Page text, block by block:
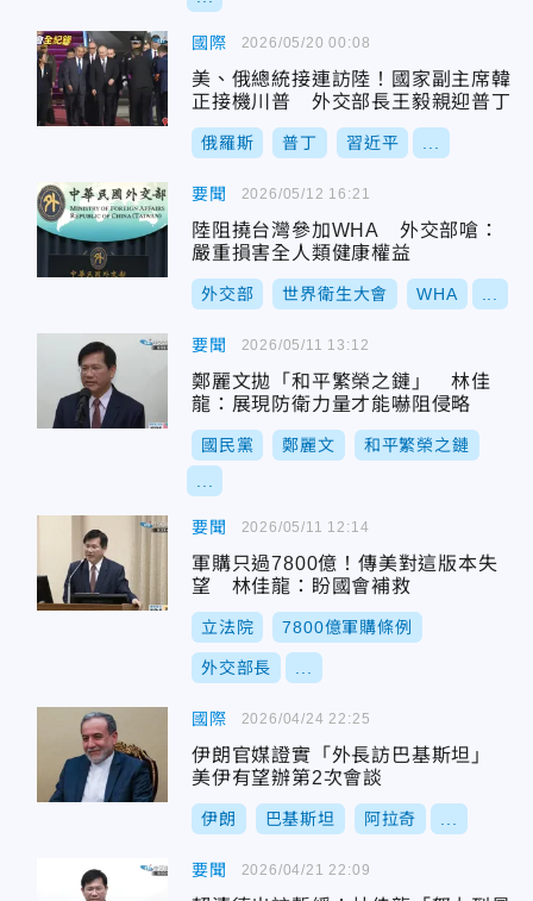
國際
美、俄總統接連訪陸！國家副主席韓
正接機川普 外交部長王毅親迎普丁
俄羅斯 普丁 習近平
2026/05/20 00:08
要聞
陸阻撓台灣參加WHA 外交部嗆：
嚴重損害全人類健康權益
外交部 世界衛生大會 WHA
2026/05/12 16:21
要聞
鄭麗文拋「和平繁榮之鏈」 林佳
龍：展現防衛力量才能嚇阻侵略
國民黨 鄭麗文 和平繁榮之鏈
2026/05/11 13:12
要聞
軍購只過7800億！傳美對這版本失
望 林佳龍：盼國會補救
立法院 7800億軍購條例
外交部長
2026/05/11 12:14
國際
伊朗官媒證實「外長訪巴基斯坦」
美伊有望辦第2次會談
伊朗 巴基斯坦 阿拉奇
2026/04/24 22:25
要聞 2026/04/21 22:09